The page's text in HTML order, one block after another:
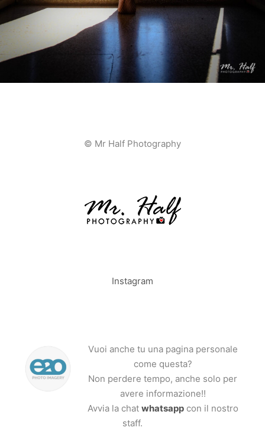
© Mr Half Photography
Instagram
Vuoi anche tu una pagina personale
come questa?
Non perdere tempo, anche solo per
avere informazione!!
Avvia la chat whatsappcon il nostro
staff.